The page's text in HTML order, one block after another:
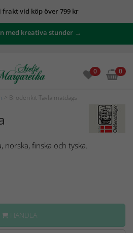
vid köp över 799 kr
med kreativa stunder →
0 0
> Broderikit Tavla matdags
norska, finska och tyska.
HANDLA